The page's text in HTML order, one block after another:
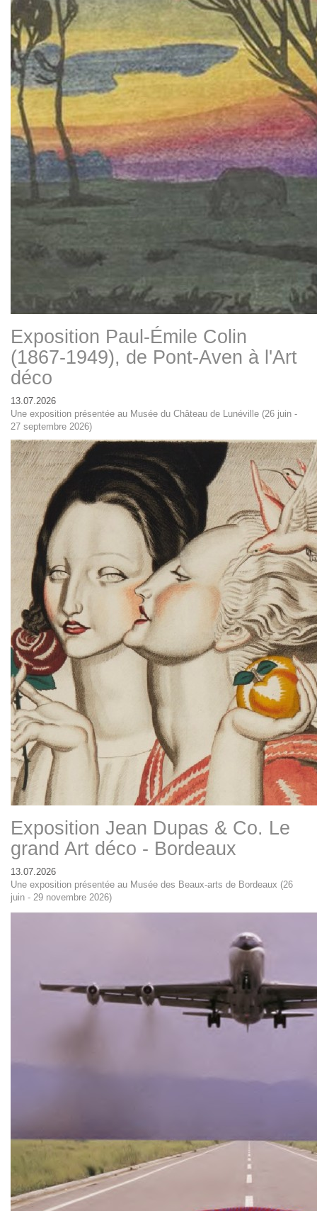
Exposition Paul-Émile Colin
(1867-1949), de Pont-Aven à l'Art
déco
13.07.2026
Une exposition présentée au Musée du Château de Lunéville (26 juin -
27 septembre 2026)
Exposition Jean Dupas & Co. Le
grand Art déco - Bordeaux
13.07.2026
Une exposition présentée au Musée des Beaux-arts de Bordeaux (26
juin - 29 novembre 2026)